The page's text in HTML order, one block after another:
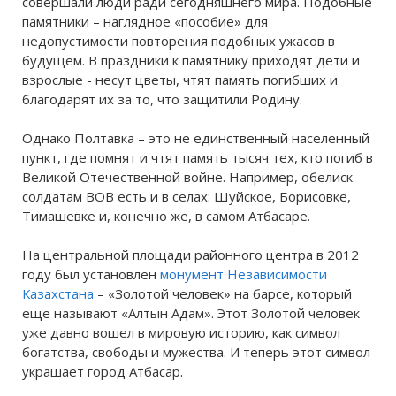
памятники – наглядное «пособие» для
недопустимости повторения подобных ужасов в
будущем. В праздники к памятнику приходят дети и
взрослые - несут цветы, чтят память погибших и
благодарят их за то, что защитили Родину.
Однако Полтавка – это не единственный населенный
пункт, где помнят и чтят память тысяч тех, кто погиб в
Великой Отечественной войне. Например, обелиск
солдатам ВОВ есть и в селах: Шуйское, Борисовке,
Тимашевке и, конечно же, в самом Атбасаре.
На центральной площади районного центра в 2012
году был установлен монумент Независимости
Казахстана – «Золотой человек» на барсе, который
еще называют «Алтын Адам». Этот Золотой человек
уже давно вошел в мировую историю, как символ
богатства, свободы и мужества. И теперь этот символ
украшает город Атбасар.